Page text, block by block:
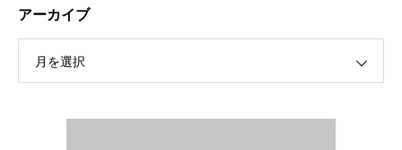
アーカイブ
月を選択